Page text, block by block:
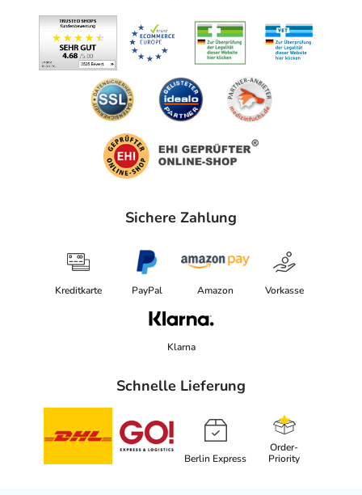
Sichere Zahlung
Kreditkarte PayPal Amazon Vorkasse
Klarna
Schnelle Lieferung
Berlin Express
Order-
Priority